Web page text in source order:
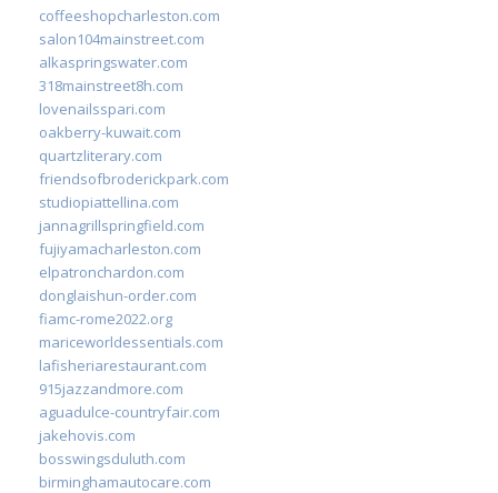
coffeeshopcharleston.com
salon104mainstreet.com
alkaspringswater.com
318mainstreet8h.com
lovenailsspari.com
oakberry-kuwait.com
quartzliterary.com
friendsofbroderickpark.com
studiopiattellina.com
jannagrillspringfield.com
fujiyamacharleston.com
elpatronchardon.com
donglaishun-order.com
fiamc-rome2022.org
mariceworldessentials.com
lafisheriarestaurant.com
915jazzandmore.com
aguadulce-countryfair.com
jakehovis.com
bosswingsduluth.com
birminghamautocare.com